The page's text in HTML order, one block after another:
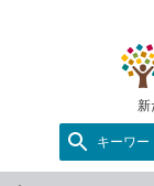
新
キーワー